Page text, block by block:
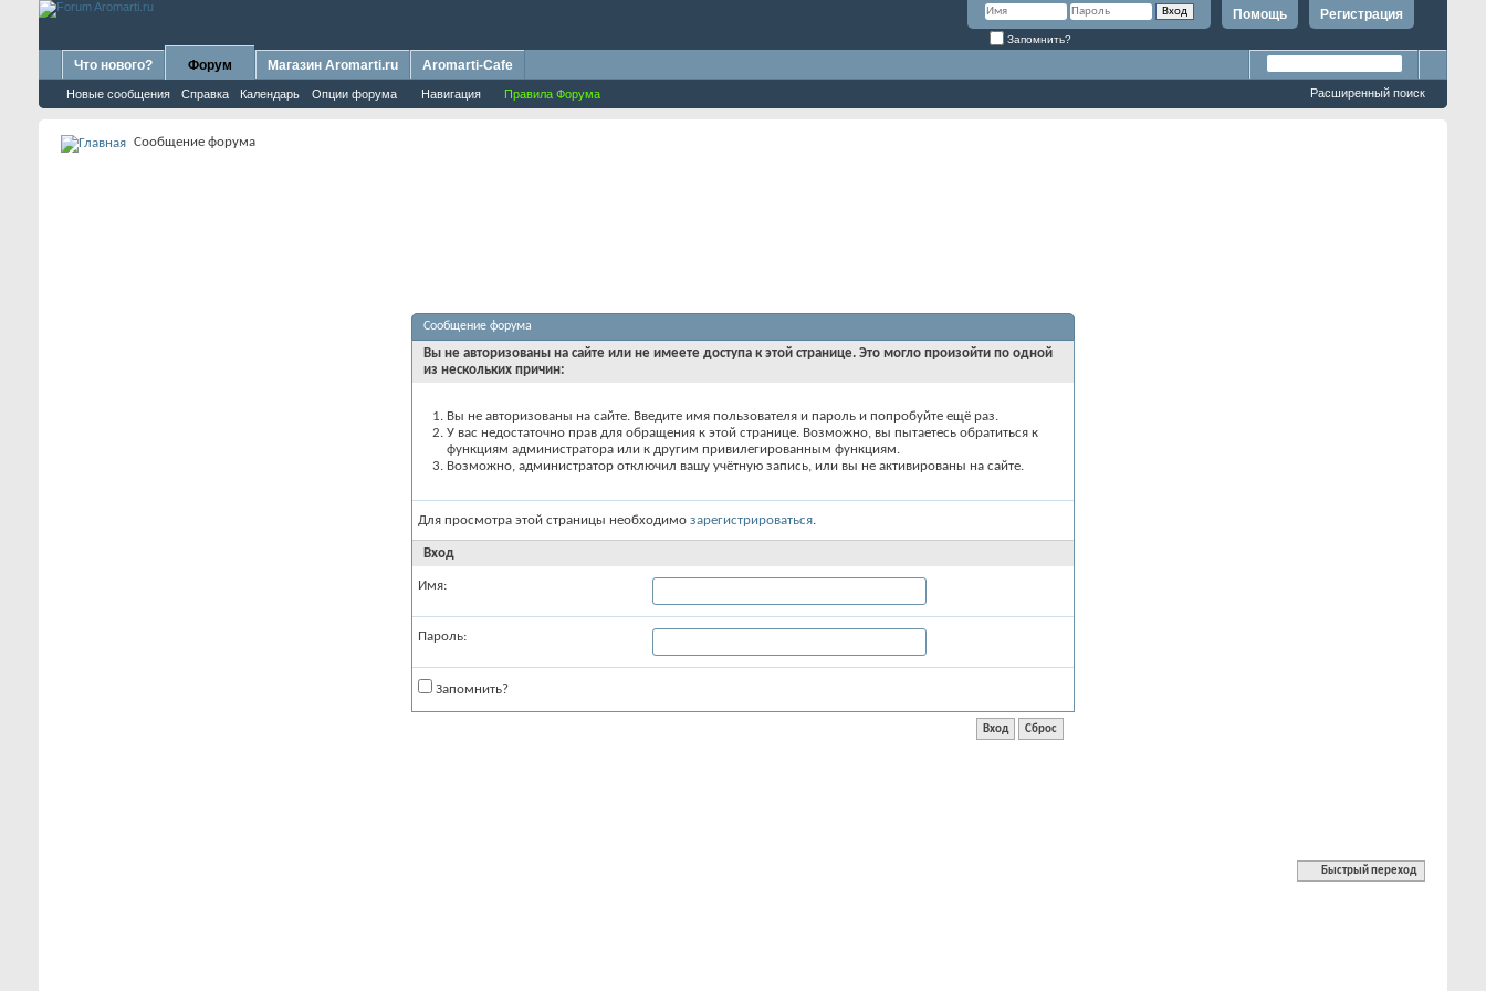
Регистрация
Помощь
Запомнить?
Что нового? Форум
Новые сообщения Справка Календарь Опции форума Навигация Правила Форума
Магазин Aromarti.ru Aromarti-Cafe
Расширенный поиск
Сообщение форума
Сообщение форума
Вы не авторизованы на сайте или не имеете доступа к этой странице. Это могло произойти по одной
из нескольких причин:
Вы не авторизованы на сайте. Введите имя пользователя и пароль и попробуйте ещё раз.
У вас недостаточно прав для обращения к этой странице. Возможно, вы пытаетесь обратиться к
функциям администратора или к другим привилегированным функциям.
Возможно, администратор отключил вашу учётную запись, или вы не активированы на сайте.
Для просмотра этой страницы необходимо зарегистрироваться.
Вход
Имя:
Пароль:
Запомнить?
Быстрый переход